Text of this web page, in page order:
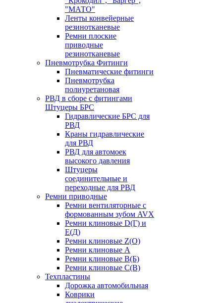
"МАТО"
Ленты конвейерные
резинотканевые
Ремни плоские
приводные
резинотканевые
Пневмотрубка Фитинги
Пневматические фитинги
Пневмотрубка
полиуретановая
РВД в сборе с фитингами
Штуцеры БРС
Гидравлические БРС для
РВД
Краны гидравлические
для РВД
РВД для автомоек
высокого давления
Штуцеры
соединительные и
переходные для РВД
Ремни приводные
Ремни вентиляторные с
формованным зубом AVX
Ремни клиновые D(Г) и
Е(Д)
Ремни клиновые Z(О)
Ремни клиновые А
Ремни клиновые В(Б)
Ремни клиновые С(В)
Техпластины
Дорожка автомобильная
Коврики